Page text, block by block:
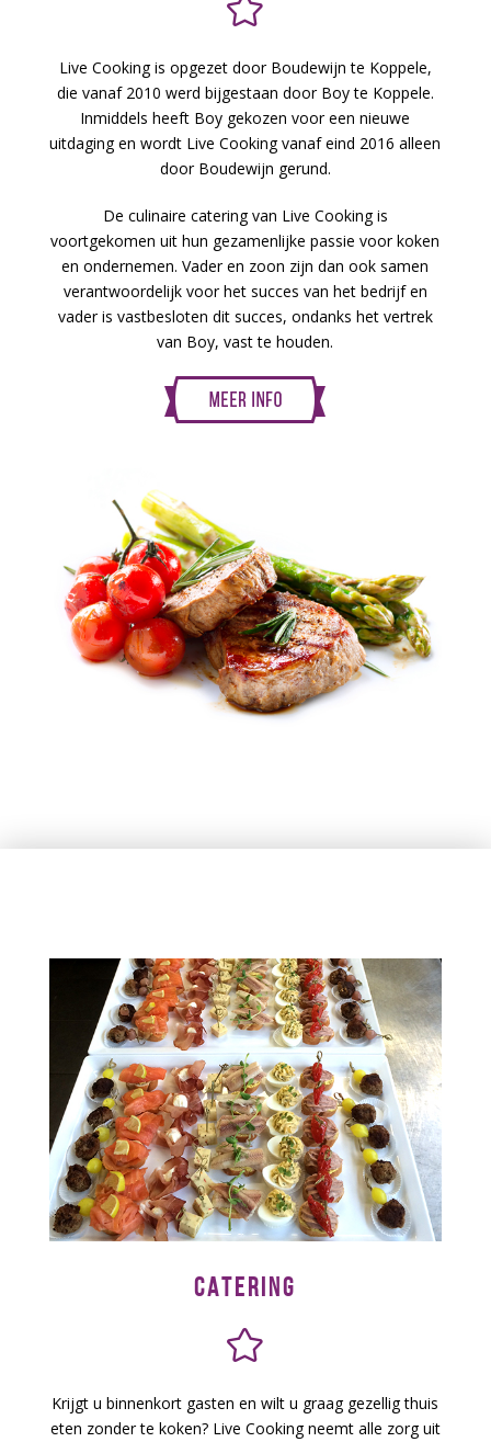
Live Cooking is opgezet door Boudewijn te Koppele,
die vanaf 2010 werd bijgestaan door Boy te Koppele.
Inmiddels heeft Boy gekozen voor een nieuwe
uitdaging en wordt Live Cooking vanaf eind 2016 alleen
door Boudewijn gerund.
De culinaire catering van Live Cooking is
voortgekomen uit hun gezamenlijke passie voor koken
en ondernemen. Vader en zoon zijn dan ook samen
verantwoordelijk voor het succes van het bedrijf en
vader is vastbesloten dit succes, ondanks het vertrek
van Boy, vast te houden.
CATERING
Krijgt u binnenkort gasten en wilt u graag gezellig thuis
eten zonder te koken? Live Cooking neemt alle zorg uit